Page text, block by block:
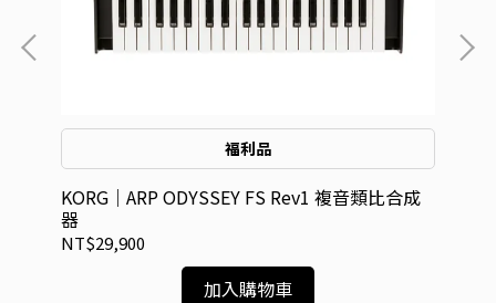
福利品
KORG｜ARP ODYSSEY FS Rev1 複音類比合成
器
NT$29,900
加入購物車